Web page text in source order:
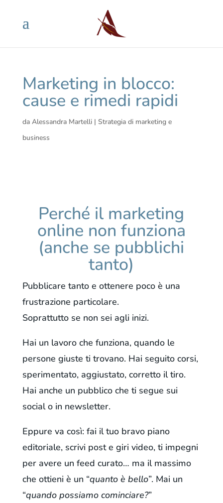
Marketing in blocco:
cause e rimedi rapidi
da Alessandra Martelli| Strategia di marketing e
business
Perché il marketing
online non funziona
(anche se pubblichi
tanto)
Pubblicare tanto e ottenere poco è una
frustrazione particolare.
Soprattutto se non sei agli inizi.
Hai un lavoro che funziona, quando le
persone giuste ti trovano. Hai seguito corsi,
sperimentato, aggiustato, corretto il tiro.
Hai anche un pubblico che ti segue sui
social o in newsletter.
Eppure va così: fai il tuo bravo piano
editoriale, scrivi post e giri video, ti impegni
per avere un feed curato… ma il massimo
che ottieni è un “quanto è bello”. Mai un
“quando possiamo cominciare?”